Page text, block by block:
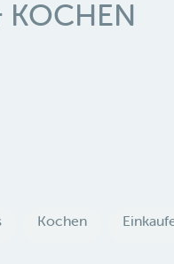
KOCHEN
Kochen